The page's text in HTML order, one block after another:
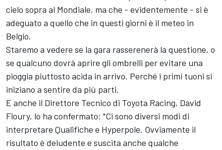
cielo sopra al Mondiale, ma che - evidentemente - si è
adeguato a quello che in questi giorni è il meteo in
Belgio.
Staremo a vedere se la gara rasserenerà la questione, o
se qualcuno dovrà aprire gli ombrelli per evitare una
pioggia piuttosto acida in arrivo. Perché i primi tuoni si
iniziano a sentire da più parti.
E anche il Direttore Tecnico di Toyota Racing, David
Floury, lo ha confermato: "Ci sono diversi modi di
interpretare Qualifiche e Hyperpole. Ovviamente il
risultato è deludente e suscita anche qualche